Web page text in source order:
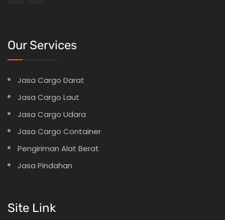
Our Services
Jasa Cargo Darat
Jasa Cargo Laut
Jasa Cargo Udara
Jasa Cargo Container
Pengiriman Alat Berat
Jasa Pindahan
Site Link